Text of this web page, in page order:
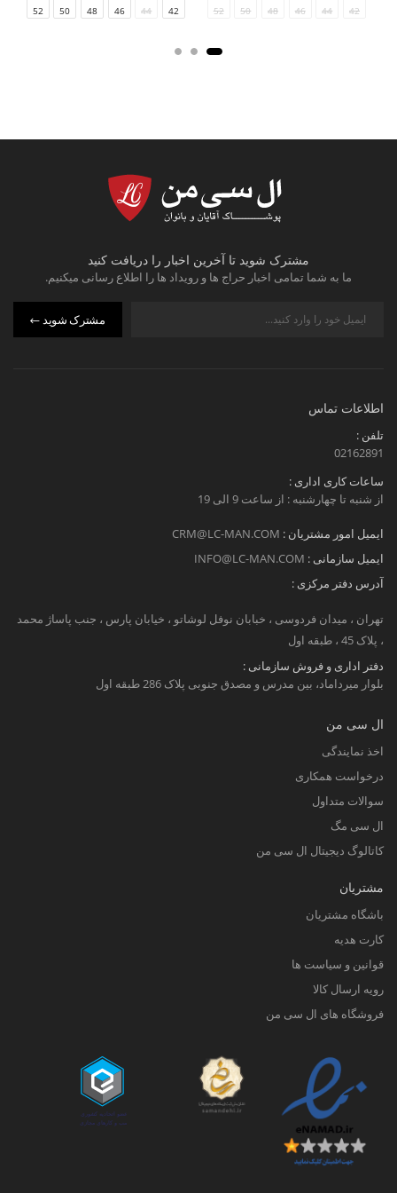
42
44
46
48
50
52
34/3642
44
46
48
50
52
مشترک شوید تا آخرین اخبار را دریافت کنید
ما به شما تمامی اخبار حراج ها و رویداد ها را اطلاع رسانی میکنیم.
مشترک شوید
اطلاعات تماس
تلفن :
02162891
ساعات کاری اداری :
از شنبه تا چهارشنبه : از ساعت 9 الی 19
ایمیل امور مشتریان : CRM@LC-MAN.COM
ایمیل سازمانی : INFO@LC-MAN.COM
آدرس دفتر مرکزی :
تهران ، میدان فردوسی ، خبابان نوفل لوشاتو ، خیابان پارس ، جنب پاساژ محمد
، پلاک 45 ، طبقه اول
دفتر اداری و فروش سازمانی :
بلوار میرداماد، بین مدرس و مصدق جنوبی پلاک 286 طبقه اول
ال سی من
اخذ نمایندگی
درخواست همکاری
سوالات متداول
ال سی مگ
کاتالوگ دیجیتال ال سی من
مشتریان
باشگاه مشتریان
کارت هدیه
قوانین و سیاست ها
رویه ارسال کالا
فروشگاه های ال سی من